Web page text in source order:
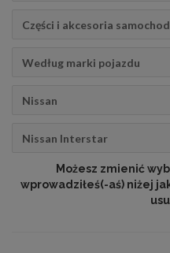
Możesz zmienić
wprowadziłeś(-aś) niżej